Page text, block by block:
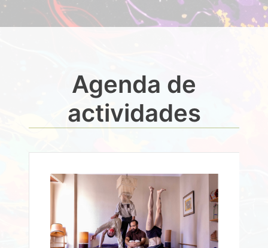
Agenda de
actividades